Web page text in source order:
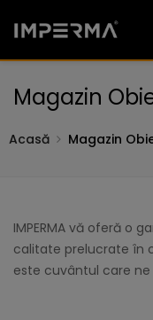
Magazin
Acasă Magazin
IMPERMA vă oferă o
calitate prelucrate în
este cuvântul care